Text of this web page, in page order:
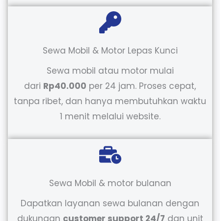
Sewa Mobil & Motor Lepas Kunci
Sewa mobil atau motor mulai
dari Rp40.000 per 24 jam. Proses cepat,
tanpa ribet, dan hanya membutuhkan waktu
1 menit melalui website.
Sewa Mobil & motor bulanan
Dapatkan layanan sewa bulanan dengan
dukungan customer support 24/7 dan unit